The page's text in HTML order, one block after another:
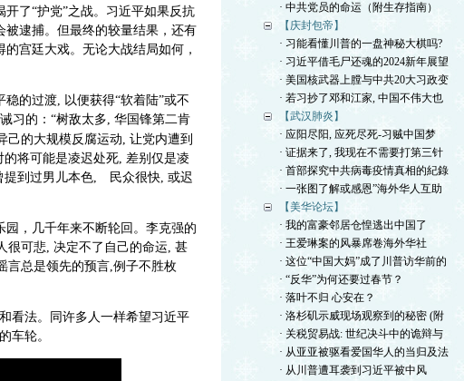
了“护党”之战。习近平如果反抗
逮捕。但最终的较量结果，还有
宫廷大戏。无论大战结局如何，
的过渡, 以便获得“软着陆”或不
习的：“树敌太多, 华国锋第二肯
己的大规模反腐运动, 让党内遭到
将可能是凌迟处死, 差别仅是凌
提到过男儿本色, 民众很快, 或迟
，几千年来不断轮回。李克强的
很可悲, 决定不了自己的命运, 甚
言总是领先的预言,例子不胜枚
看法。同许多人一样希望习近平
车轮。
· 中共党员的命运（附生存指南）
【庆封包帝】
· 习能看懂川普的一盘神秘大棋吗?
· 习近平借毛尸还魂的2024新年展望
· 美国核武器上膛与中共20大习政变
· 若习抄了邓和江家, 中国不伟大也
【武汉肺炎】
· 应阳尽阳, 应死尽死-习贼中国梦
· 证据来了, 我现在不需要打第三针
· 首部探究中共病毒疫情真相的紀錄
· 一张图了解或感恩”海外华人互助
【美华论坛】
· 我的富豪邻居仓惶逃出中国了
· 王爱琳案的风暴席卷海外华社
· 这位“中国大妈”成了川普访华前的
· “反华”为何还要过春节？
· 落叶不归 心安在？
· 洛杉矶示威现场观察到的秘密 (附
· 关税贸易战: 世纪决斗中的诡辩与
· 从亚亚被驱看爱国华人的当归及法
· 从川普遭耳袭到习近平被中风